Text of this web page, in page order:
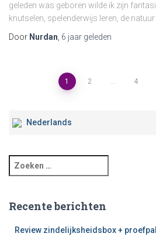
geleden was geboren wilde ik zijn
knutselen, spelenderwijs leren, de natuur
Door Nurdan 6 jaar geleden
1 2 … 4
Nederlands
Recente berichten
Review zindelijksheidsbox +